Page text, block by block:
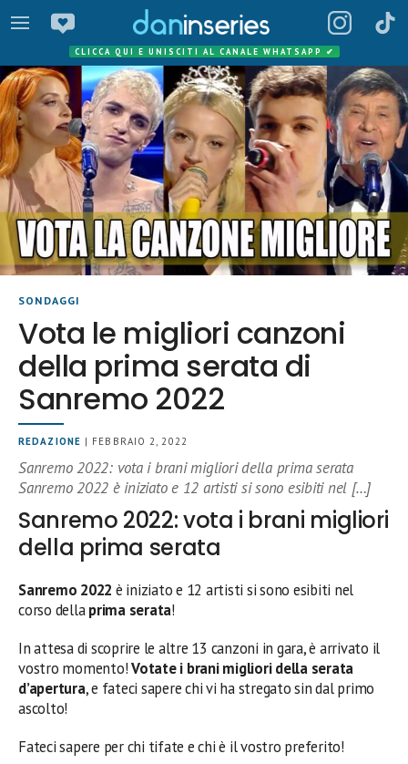
CLICCA QUI E UNISCITI AL CANALE WHATSAPP ✔
SONDAGGI
Vota le migliori canzoni
della prima serata di
Sanremo 2022
REDAZIONE | FEBBRAIO 2, 2022
Sanremo 2022: vota i brani migliori della prima serata
Sanremo 2022 è iniziato e 12 artisti si sono esibiti nel […]
Sanremo 2022: vota i brani migliori
della prima serata
Sanremo 2022 è iniziato e 12 artisti si sono esibiti nel
corso dellaprima serata!
In attesa di scoprire le altre 13 canzoni in gara, è arrivato il
vostro momento!Votate i brani migliori della serata
d’apertura, e fateci sapere chi vi ha stregato sin dal primo
ascolto!
Fateci sapere per chi tifate e chi è il vostro preferito!